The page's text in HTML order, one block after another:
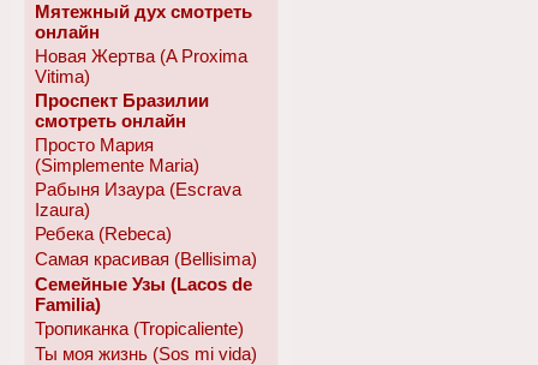
Мятежный дух смотреть
онлайн
Новая Жертва (A Proxima
Vitima)
Проспект Бразилии
смотреть онлайн
Просто Мария
(Simplemente Maria)
Рабыня Изаура (Escrava
Izaura)
Ребека (Rebeca)
Самая красивая (Bellisima)
Семейные Узы (Lacos de
Familia)
Тропиканка (Tropicaliente)
Ты моя жизнь (Sos mi vida)